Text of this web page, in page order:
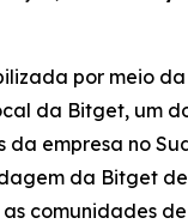
por meio
da Bitget, um
da empresa no
da Bitget
comunidades